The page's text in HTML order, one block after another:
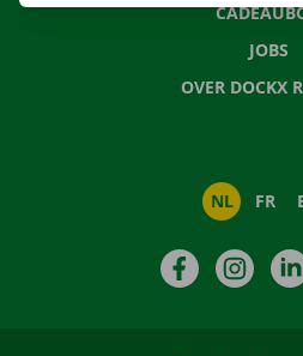
JOBS
OVER DOCKX
NL FR
Facebook